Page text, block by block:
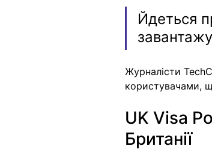
Йдеться
Журналісти
користувачами,
UK Visa
Британії